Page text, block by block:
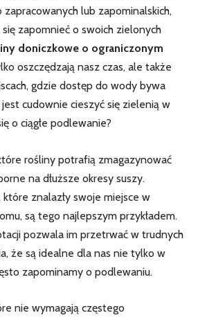
lub zapominalskich,⁣
zapomnieć‍ o swoich zielonych
⁢doniczkowe ‌o‍ ograniczonym
oszczędzają nasz czas, ale także
gdzie dostęp do wody bywa
cudownie cieszyć​ się ⁢zielenią⁤ w
‍o ciągłe ‌podlewanie?
rośliny potrafią zmagazynować
na‍ dłuższe⁢ okresy suszy.
które znalazły swoje miejsce​ w
​są tego najlepszym przykładem.
pozwala im‌ przetrwać w trudnych
że są idealne dla nas nie tylko ​w
zapominamy ‌o ⁢podlewaniu.
nie wymagają częstego